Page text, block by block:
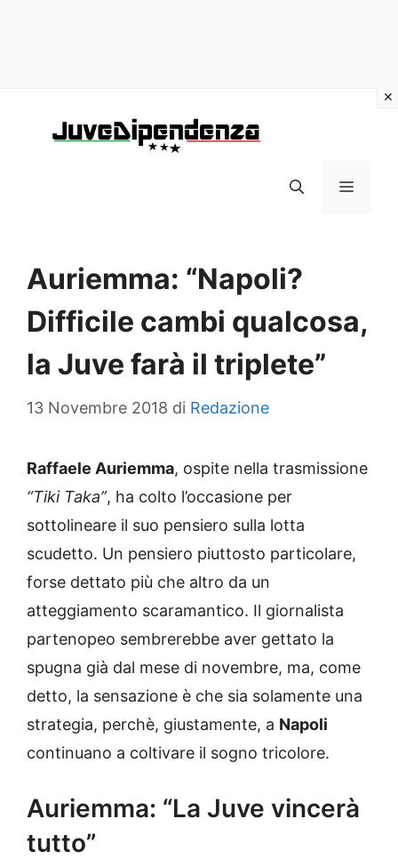
MENU
Auriemma: “Napoli?
Difficile cambi qualcosa,
la Juve farà il triplete”
13 Novembre 2018 di Redazione
Raffaele Auriemma, ospite nella trasmissione
“Tiki Taka”, ha colto l’occasione per
sottolineare il suo pensiero sulla lotta
scudetto. Un pensiero piuttosto particolare,
forse dettato più che altro da un
atteggiamento scaramantico. Il giornalista
partenopeo sembrerebbe aver gettato la
spugna già dal mese di novembre, ma, come
detto, la sensazione è che sia solamente una
strategia, perchè, giustamente, a Napoli
continuano a coltivare il sogno tricolore.
Auriemma: “La Juve vincerà
tutto”